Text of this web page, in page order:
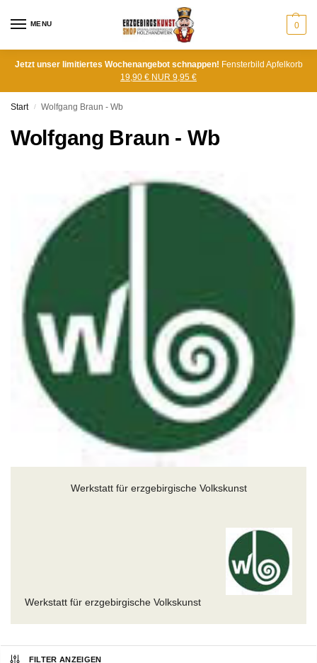
MENU 0
Jetzt unser limitiertes Wochenangebot schnappen! Fensterbild Apfelkorb
19,90 € NUR 9,95 €
Start / Wolfgang Braun - Wb
Wolfgang Braun - Wb
Werkstatt für erzgebirgische Volkskunst
Werkstatt für erzgebirgische Volkskunst
FILTER ANZEIGEN